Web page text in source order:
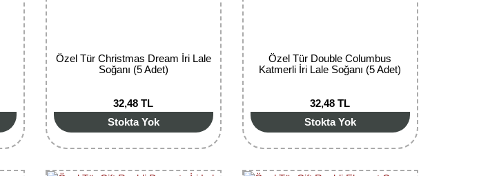
Özel Tür Christmas Dream İri Lale
Soğanı (5 Adet)
32,48 TL
Stokta Yok
Özel Tür Double Columbus
Katmerli İri Lale Soğanı (5 Adet)
32,48 TL
Stokta Yok